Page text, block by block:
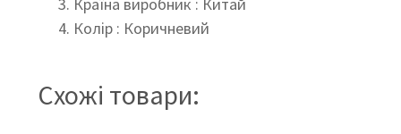
Колір : Коричневий
Схожі товари: